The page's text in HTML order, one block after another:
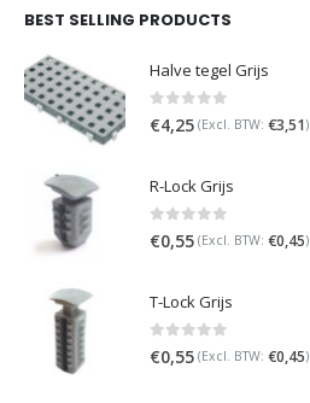
BEST SELLING PRODUCTS
Halve tegel Grijs
0 out of 5
€4,25 (Excl. BTW: €3,51)
R-Lock Grijs
0 out of 5
€0,55 (Excl. BTW: €0,45)
T-Lock Grijs
0 out of 5
€0,55 (Excl. BTW: €0,45)